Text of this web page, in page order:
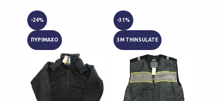
-24%
ΠΥΡΙΜΑΧΟ
-31%
3M THINSULATE